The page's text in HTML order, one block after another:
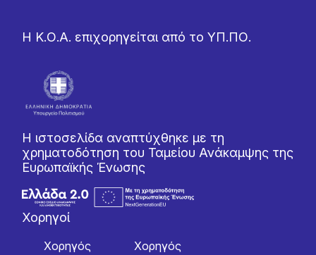
Η Κ.Ο.Α. επιχορηγείται από το ΥΠ.ΠΟ.
Η ιστοσελίδα αναπτύχθηκε με τη
χρηματοδότηση του Ταμείου Ανάκαμψης της
Ευρωπαϊκής Ένωσης
Χορηγοί
Χορηγός
Χορηγός